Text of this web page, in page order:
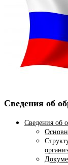
Сведения об
Сведения об